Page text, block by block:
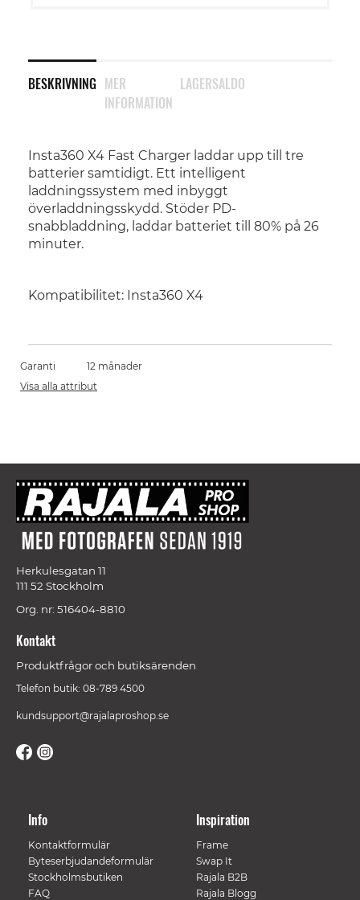
BESKRIVNING
Insta360 X4 Fast Charger laddar upp till tre
batterier samtidigt. Ett intelligent
laddningssystem med inbyggt
överladdningsskydd. Stöder PD-
snabbladdning, laddar batteriet till 80% på 26
minuter.
Kompatibilitet: Insta360 X4
MER
INFORMATION
LAGERSALDO
Garanti
12 månader
Visa alla attribut
Herkulesgatan 11
111 52 Stockholm
Org. nr: 516404-8810
Kontakt
Produktfrågor och butiksärenden
Telefon butik: 08-789 4500
kundsupport@rajalaproshop.se
Info
Kontaktformulär
Byteserbjudandeformulär
Stockholmsbutiken
FAQ
Inspiration
Frame
Swap It
Rajala B2B
Rajala Blogg